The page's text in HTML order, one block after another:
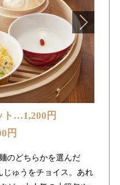
ト…1,200円
円
のどちらかを選んだ
じゅうをチョイス。あれ